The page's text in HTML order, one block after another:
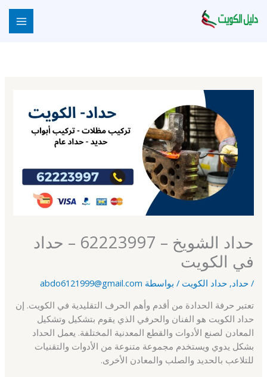
إلى
حداد الشويخ – 62223997 – حداد
في الكويت
/حداد,حداد الكويت / بواسطة abdo6121999@gmail.com
تعتبر حرفة الحدادة من أقدم وأهم الحرف التقليدية في الكويت. إن
حداد الكويت هو الفنان والحرفي الذي يقوم بتشكيل وتشكيل
المعادن لصنع الأدوات والقطع المعدنية المختلفة. يعمل الحداد
بشكل يدوي ويستخدم مجموعة متنوعة من الأدوات والتقنيات
للتلاعب بالحديد والصلب والمعادن الأخرى.